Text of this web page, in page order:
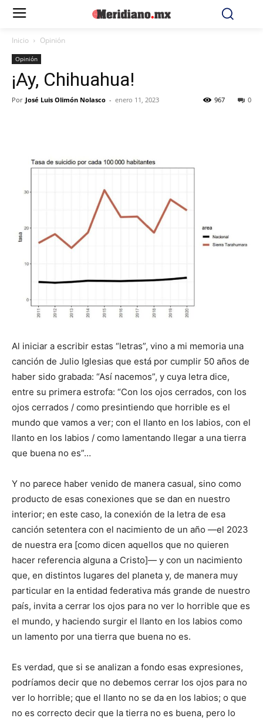
Inicio Opinión
Opinión
¡Ay, Chihuahua!
Por José Luis Olimón Nolasco - enero 11, 2023 0
967
Al iniciar a escribir estas “letras”, vino a mi memoria una
canción de Julio Iglesias que está por cumplir 50 años de
haber sido grabada: “Así nacemos”, y cuya letra dice,
entre su primera estrofa: “Con los ojos cerrados, con los
ojos cerrados / como presintiendo que horrible es el
mundo que vamos a ver; con el llanto en los labios, con el
llanto en los labios / como lamentando llegar a una tierra
que buena no es”…
Y no parece haber venido de manera casual, sino como
producto de esas conexiones que se dan en nuestro
interior; en este caso, la conexión de la letra de esa
canción setentera con el nacimiento de un año —el 2023
de nuestra era [como dicen aquellos que no quieren
hacer referencia alguna a Cristo]— y con un nacimiento
que, en distintos lugares del planeta y, de manera muy
particular en la entidad federativa más grande de nuestro
país, invita a cerrar los ojos para no ver lo horrible que es
el mundo, y haciendo surgir el llanto en los labios como
un lamento por una tierra que buena no es.
Es verdad, que si se analizan a fondo esas expresiones,
podríamos decir que no debemos cerrar los ojos para no
ver lo horrible; que el llanto no se da en los labios; o que
no es correcto decir que la tierra no es buena, pero lo